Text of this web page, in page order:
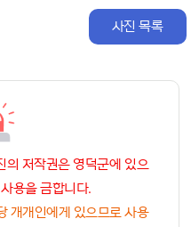
사진 목록
의 저작권은 영덕군에 있으
용을 금합니다.
개개인에게 있으므로 사용